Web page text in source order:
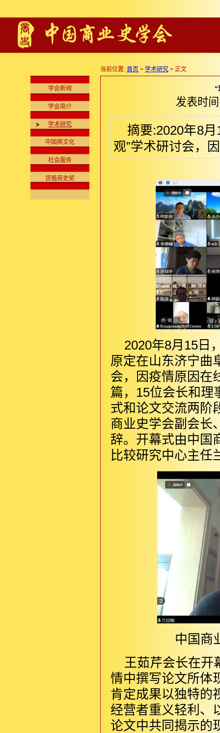
学会新闻
学会简介
学术研究
中国商文化
社会服务
货殖商史奖
当前位置: 首页 > 学术研究 > 正文
发表时
摘要:2020年8
观”学术研讨会，
2020年8月15日
原定在山东济宁曲
会，因疫情原因在
篇，15位会长和理
式和论文交流两阶
商业史学会副会长
辞。开幕式由中国
比较研究中心主任
中国商
王茹芹会长在开
情中撰写论文所体
肯定成果以独特的
经营者重义轻利、
论文中共同揭示的